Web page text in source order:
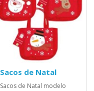
Sacos de Natal
Sacos de Natal modelo